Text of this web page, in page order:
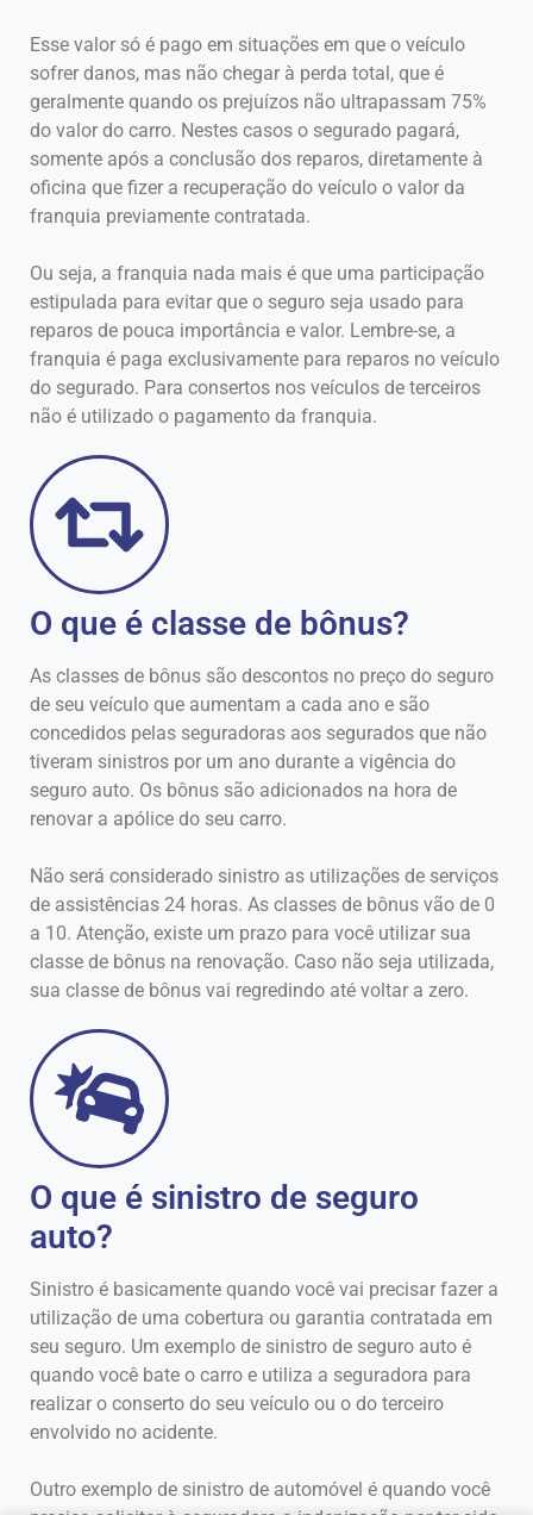
Esse valor só é pago em situações em que o veículo
sofrer danos, mas não chegar à perda total, que é
geralmente quando os prejuízos não ultrapassam 75%
do valor do carro. Nestes casos o segurado pagará,
somente após a conclusão dos reparos, diretamente à
oficina que fizer a recuperação do veículo o valor da
franquia previamente contratada.
Ou seja, a franquia nada mais é que uma participação
estipulada para evitar que o seguro seja usado para
reparos de pouca importância e valor. Lembre-se, a
franquia é paga exclusivamente para reparos no veículo
do segurado. Para consertos nos veículos de terceiros
não é utilizado o pagamento da franquia.
O que é classe de bônus?
As classes de bônus são descontos no preço do seguro
de seu veículo que aumentam a cada ano e são
concedidos pelas seguradoras aos segurados que não
tiveram sinistros por um ano durante a vigência do
seguro auto. Os bônus são adicionados na hora de
renovar a apólice do seu carro.
Não será considerado sinistro as utilizações de serviços
de assistências 24 horas. As classes de bônus vão de 0
a 10. Atenção, existe um prazo para você utilizar sua
classe de bônus na renovação. Caso não seja utilizada,
sua classe de bônus vai regredindo até voltar a zero.
O que é sinistro de seguro
auto?
Sinistro é basicamente quando você vai precisar fazer a
utilização de uma cobertura ou garantia contratada em
seu seguro. Um exemplo de sinistro de seguro auto é
quando você bate o carro e utiliza a seguradora para
realizar o conserto do seu veículo ou o do terceiro
envolvido no acidente.
Outro exemplo de sinistro de automóvel é quando você